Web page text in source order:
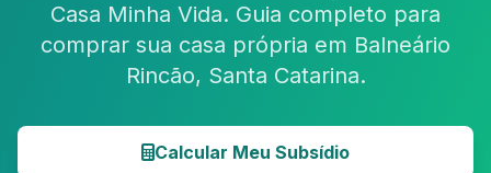
Casa Minha Vida. Guia completo para
comprar sua casa própria em Balneário
Rincão, Santa Catarina.
Calcular Meu Subsídio